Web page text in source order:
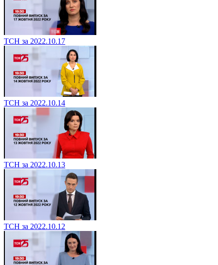
ТСН за 2022.10.17
ТСН за 2022.10.14
ТСН за 2022.10.13
ТСН за 2022.10.12